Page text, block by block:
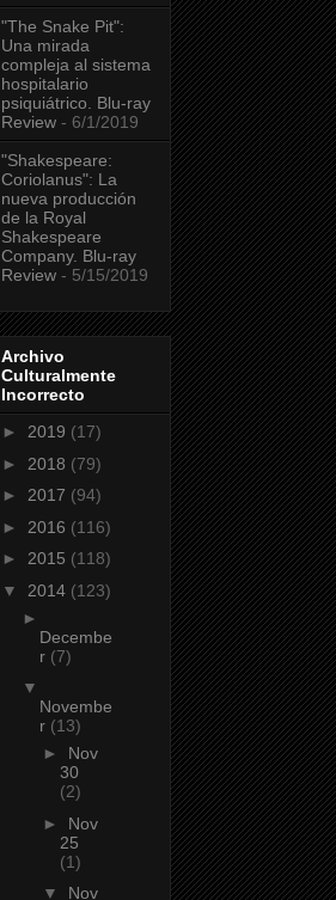
"The Snake Pit":
Una mirada
compleja al sistema
hospitalario
psiquiátrico. Blu-ray
Review - 6/1/2019
"Shakespeare:
Coriolanus": La
nueva producción
de la Royal
Shakespeare
Company. Blu-ray
Review - 5/15/2019
Archivo
Culturalmente
Incorrecto
► 2019 (17)
► 2018 (79)
► 2017 (94)
► 2016 (116)
► 2015 (118)
▼ 2014 (123)
►
Decembe
r (7)
▼
Novembe
r (13)
► Nov
30
(2)
► Nov
25
(1)
▼ Nov